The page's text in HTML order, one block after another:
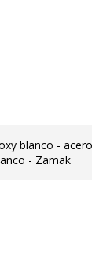
blanco -
- Zamak